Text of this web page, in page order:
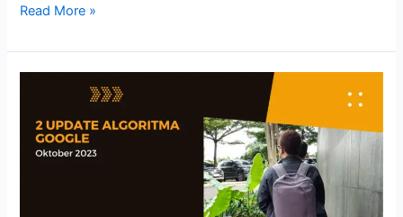
Update
Google
Maret
Q&A
SEO
Read More »